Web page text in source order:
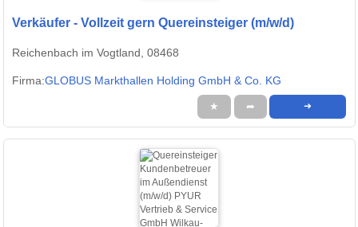
Verkäufer - Vollzeit gern Quereinsteiger (m/w/d)
Reichenbach im Vogtland, 08468
Firma:GLOBUS Markthallen Holding GmbH & Co. KG
★ ➦ ➜